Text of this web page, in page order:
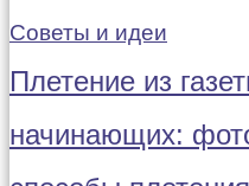
Советы и идеи
Плетение из
начинающих: